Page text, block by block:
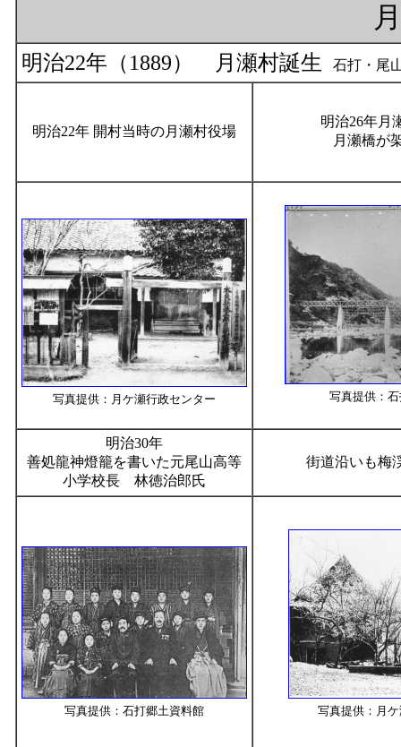
明治22年（1889） 月瀬村誕生 石打・尾
明治22年 開村当時の月瀬村役場
明治26年
月瀬橋が
写真提供：月ケ瀬行政センター 写真提供：
明治30年
善処龍神燈籠を書いた元尾山高等
小学校長 林徳治郎氏
街道沿いも梅
写真提供：石打郷土資料館 写真提供：月